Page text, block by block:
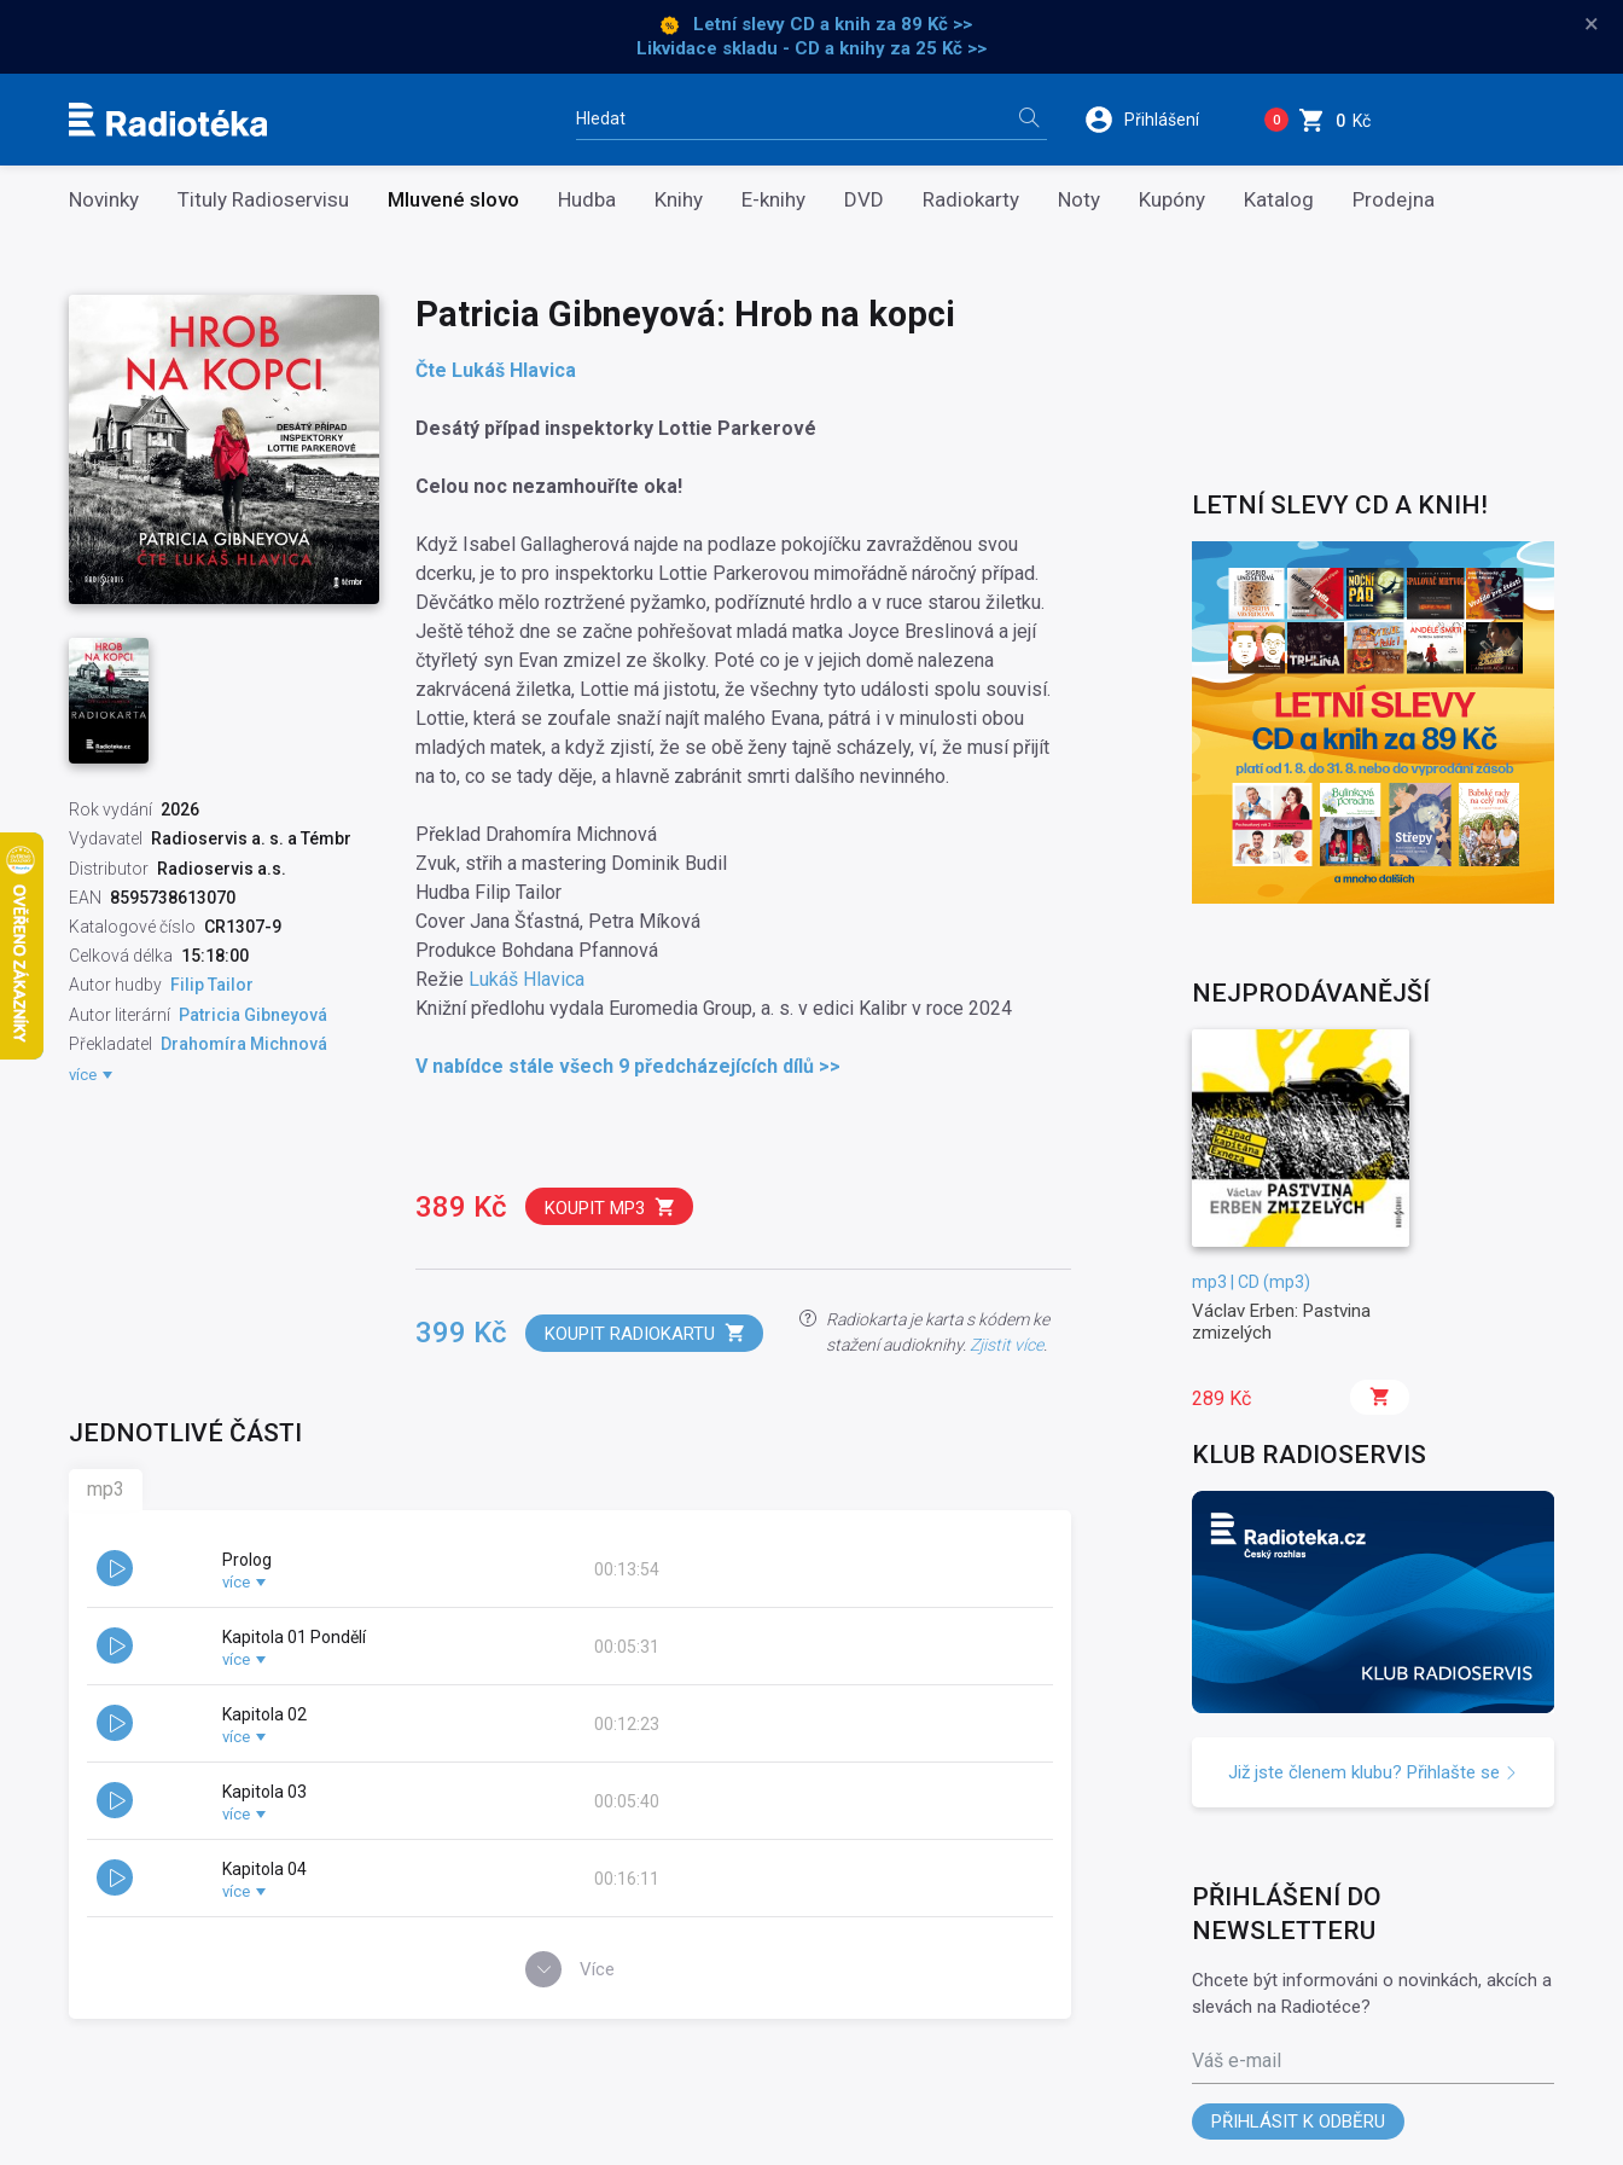
Letní slevy CD a knih za 89 Kč >>
Likvidace skladu - CD a knihy za 25 Kč >>
×
Vyhledávání Přihlášení 0 0 Kč
Kategorie
Novinky Tituly Radioservisu Mluvené slovo Hudba Knihy E-knihy DVD Radiokarty Noty Kupóny Katalog Prodejna
Rok vydání 2026
Vydavatel
Radioservis a. s. a Témbr
Distributor Radioservis a.s.
EAN
8595738613070
Katalogové číslo CR1307-9
Celková délka 15:18:00
Autor hudby Filip Tailor
Autor literární Patricia Gibneyová
Překladatel
Drahomíra Michnová
Režisér pořadu
více
Patricia Gibneyová: Hrob na kopci
Čte Lukáš Hlavica
Desátý případ inspektorky Lottie Parkerové
Celou noc nezamhouříte oka!
Když Isabel Gallagherová najde na podlaze pokojíčku zavražděnou svou
dcerku, je to pro inspektorku Lottie Parkerovou mimořádně náročný případ.
Děvčátko mělo roztržené pyžamko, podříznuté hrdlo a v ruce starou žiletku.
Ještě téhož dne se začne pohřešovat mladá matka Joyce Breslinová a její
čtyřletý syn Evan zmizel ze školky. Poté co je v jejich domě nalezena
zakrvácená žiletka, Lottie má jistotu, že všechny tyto události spolu souvisí.
Lottie, která se zoufale snaží najít malého Evana, pátrá i v minulosti obou
mladých matek, a když zjistí, že se obě ženy tajně scházely, ví, že musí přijít
na to, co se tady děje, a hlavně zabránit smrti dalšího nevinného.
Překlad Drahomíra Michnová
Zvuk, střih a mastering Dominik Budil
Hudba Filip Tailor
Cover Jana Šťastná, Petra Míková
Produkce Bohdana Pfannová
Režie Lukáš Hlavica
Knižní předlohu vydala Euromedia Group, a. s. v edici Kalibr v roce 2024
V nabídce stále všech 9 předcházejících dílů >>
389 Kč KOUPIT MP3
399 Kč KOUPIT RADIOKARTU
Radiokarta je karta s kódem ke
stažení audioknihy. Zjistit více.
JEDNOTLIVÉ ČÁSTI
mp3
Prolog
Rok vydání:
více
00:13:54
Kapitola 01 Pondělí
Rok vydání:
více
00:05:31
Kapitola 02
Rok vydání:
více
00:12:23
Kapitola 03
Rok vydání:
více
00:05:40
Kapitola 04
Rok vydání:
více
00:16:11
Více
LETNÍ SLEVY CD A KNIH!
NEJPRODÁVANĚJŠÍ
mp3 | CD (mp3)
Václav Erben: Pastvina
zmizelých
289 Kč
KLUB RADIOSERVIS
Již jste členem klubu? Přihlašte se
PŘIHLÁŠENÍ DO
NEWSLETTERU
Chcete být informováni o novinkách, akcích a
slevách na Radiotéce?
Váš e-mail
PŘIHLÁSIT K ODBĚRU